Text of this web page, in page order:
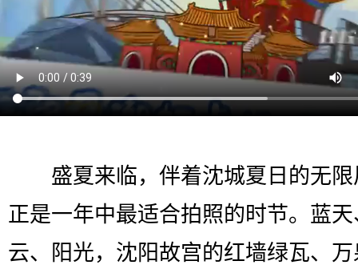
盛夏来临，伴着沈城夏日的无限
正是一年中最适合拍照的时节。蓝
云、阳光，沈阳故宫的红墙绿瓦、